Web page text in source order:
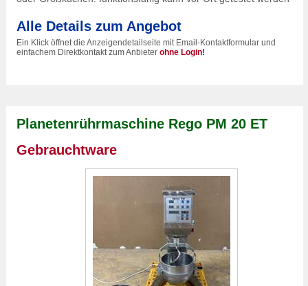
Alle Details zum Angebot
Ein Klick öffnet die Anzeigendetailseite mit Email-Kontaktformular und
einfachem Direktkontakt zum Anbieter ohne Login!
Planetenrührmaschine Rego PM 20 ET
Gebrauchtware